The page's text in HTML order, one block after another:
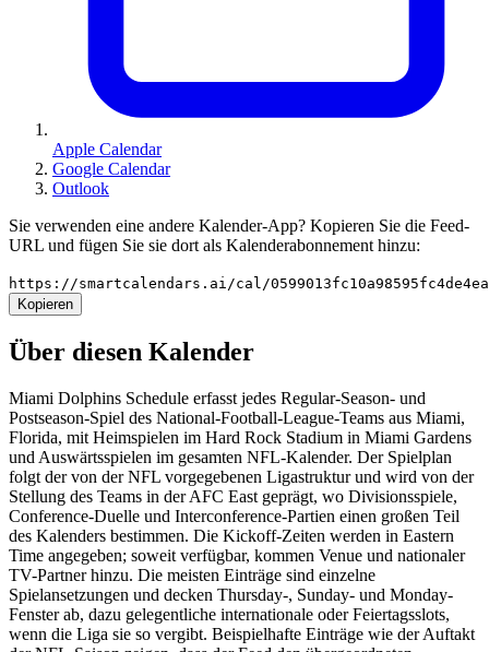
Apple Calendar
Google Calendar
Outlook
Sie verwenden eine andere Kalender-App? Kopieren Sie die Feed-
URL und fügen Sie sie dort als Kalenderabonnement hinzu:
https://smartcalendars.ai/cal/
Kopieren
Über diesen Kalender
Miami Dolphins Schedule erfasst jedes Regular-Season- und
Postseason-Spiel des National-Football-League-Teams aus Miami,
Florida, mit Heimspielen im Hard Rock Stadium in Miami Gardens
und Auswärtsspielen im gesamten NFL-Kalender. Der Spielplan
folgt der von der NFL vorgegebenen Ligastruktur und wird von der
Stellung des Teams in der AFC East geprägt, wo Divisionsspiele,
Conference-Duelle und Interconference-Partien einen großen Teil
des Kalenders bestimmen. Die Kickoff-Zeiten werden in Eastern
Time angegeben; soweit verfügbar, kommen Venue und nationaler
TV-Partner hinzu. Die meisten Einträge sind einzelne
Spielansetzungen und decken Thursday-, Sunday- und Monday-
Fenster ab, dazu gelegentliche internationale oder Feiertagsslots,
wenn die Liga sie so vergibt. Beispielhafte Einträge wie der Auftakt